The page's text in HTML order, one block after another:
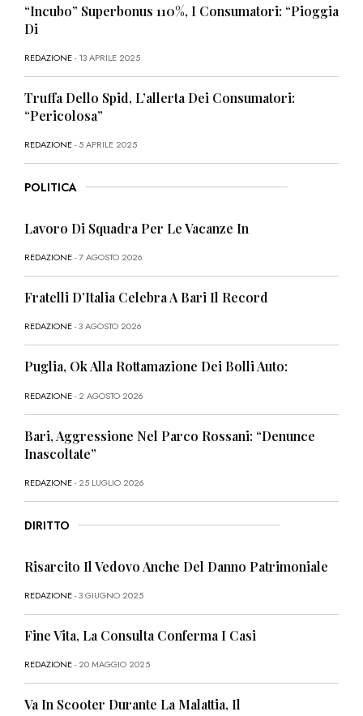
“Incubo” Superbonus 110%, I Consumatori: “Pioggia
Di
REDAZIONE- 13 APRILE 2025
Truffa Dello Spid, L’allerta Dei Consumatori:
“Pericolosa”
REDAZIONE- 5 APRILE 2025
POLITICA
Lavoro Di Squadra Per Le Vacanze In
REDAZIONE- 7 AGOSTO 2026
Fratelli D’Italia Celebra A Bari Il Record
REDAZIONE- 3 AGOSTO 2026
Puglia, Ok Alla Rottamazione Dei Bolli Auto:
REDAZIONE- 2 AGOSTO 2026
Bari, Aggressione Nel Parco Rossani: “Denunce
Inascoltate”
REDAZIONE- 25 LUGLIO 2026
DIRITTO
Risarcito Il Vedovo Anche Del Danno Patrimoniale
REDAZIONE- 3 GIUGNO 2025
Fine Vita, La Consulta Conferma I Casi
REDAZIONE- 20 MAGGIO 2025
Va In Scooter Durante La Malattia, Il